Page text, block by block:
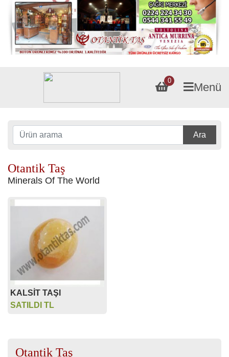
0
Menü
Ara
Otantik Taş
Minerals Of The World
KALSİT TAŞI
SATILDI TL
Otantik Taş